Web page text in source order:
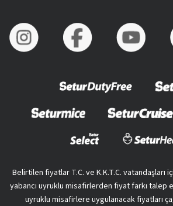
Belirtilen fiyatlar T.C. ve K.K.T.C. vatandaşları
yabancı uyruklu misafirlerden fiyat farkı talep
uyruklu misafirlere uygulanacak fiyatları